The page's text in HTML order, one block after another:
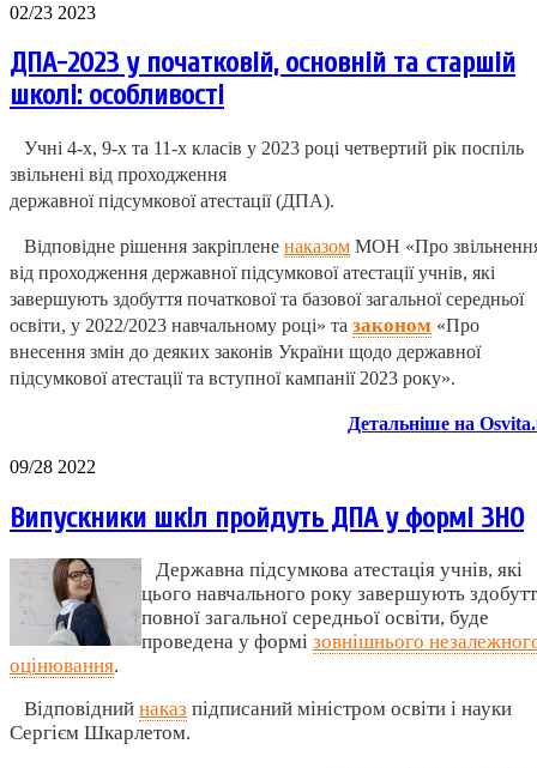
02/23 2023
ДПА-2023 у початковій, основній та старшій
школі: особливості
Учні 4-х, 9-х та 11-х класів у 2023 році четвертий рік поспіль
звільнені від проходження
державної підсумкової атестації (ДПА).
Відповідне рішення закріплене наказом МОН «Про
від проходження державної підсумкової атестації учнів, які
завершують здобуття початкової та базової загальної середньої
освіти, у 2022/2023 навчальному році» та законом «Про
внесення змін до деяких законів України щодо державної
підсумкової атестації та вступної кампанії 2023 року».
Детальніше на
09/28 2022
Випускники шкіл пройдуть ДПА у формі ЗНО
Державна підсумкова атестація учнів, які
цього навчального року завершують
повної загальної середньої освіти, буде
проведена у формі зовнішнього
оцінювання.
Відповідний наказ підписаний міністром освіти і науки
Сергієм Шкарлетом.